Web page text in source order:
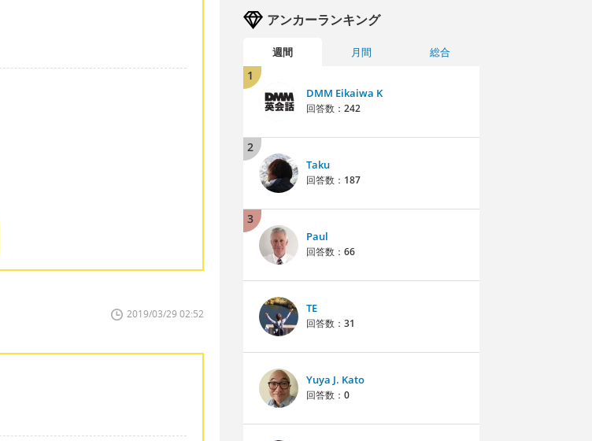
2019/03/29 02:52
アンカーランキング
週間 月間 総合
1
DMM Eikaiwa K
回答数： 242
2
Taku
回答数： 187
3
Paul
回答数： 66
TE
回答数： 31
Yuya J. Kato
回答数： 0